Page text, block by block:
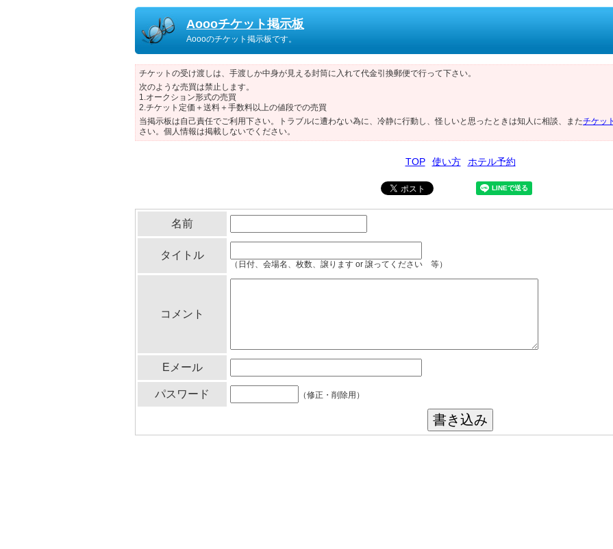
Aoooチケット掲示板
Aoooのチケット掲示板です。
チケットの受け渡しは、手渡しか中身が見える封筒に入れて代金引換郵便で行って下さい。
次のような売買は禁止します。
1.オークション形式の売買
2.チケット定価＋送料＋手数料以上の値段での売買
当掲示板は自己責任でご利用下さい。トラブルに遭わない為に、冷静に行動し、怪しいと思ったときは知人に相談、またチケッ
さい。個人情報は掲載しないでください。
TOP 使い方 ホテル予約
名前
タイトル
（日付、会場名、枚数、譲ります or 譲ってください 等）
コメント
Eメール
パスワード （修正・削除用）